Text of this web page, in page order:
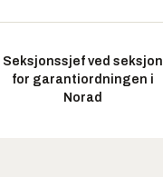
Seksjonssjef ved seksjon
for garantiordningen i
Norad